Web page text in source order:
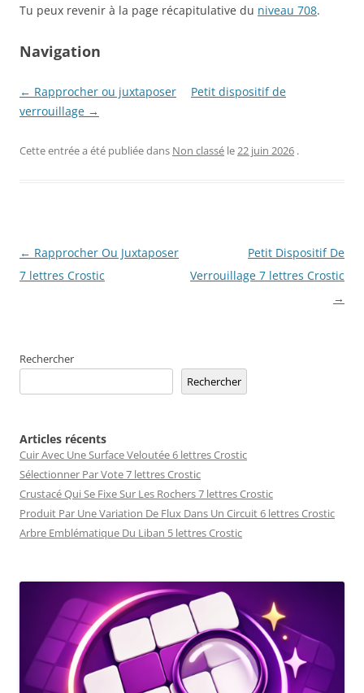
Tu peux revenir à la page récapitulative du niveau 708.
Navigation
← Rapprocher ou juxtaposer
Petit dispositif de
verrouillage →
Cette entrée a été publiée dans Non classé le22 juin 2026 .
Navigation
des
← Rapprocher Ou Juxtaposer
7 lettres Crostic
Petit Dispositif De
Verrouillage 7 lettres Crostic
→
Rechercher
Rechercher
Articles récents
Cuir Avec Une Surface Veloutée 6 lettres Crostic
Sélectionner Par Vote 7 lettres Crostic
Crustacé Qui Se Fixe Sur Les Rochers 7 lettres Crostic
Produit Par Une Variation De Flux Dans Un Circuit 6 lettres Crostic
Arbre Emblématique Du Liban 5 lettres Crostic